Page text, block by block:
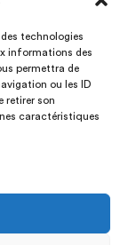
technologies
informations des
permettra de
ou les ID
retirer son
caractéristiques